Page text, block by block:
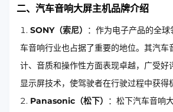
二、汽车音响大屏主机品牌介绍
SONY（索尼）
：作为电子产品的全
车音响行业也占据了重要的地位。其汽车
计、音质和操作性方面表现卓越，广受好
显示屏技术，使驾驶者在行驶过程中获得
Panasonic（松下）
：松下汽车音响